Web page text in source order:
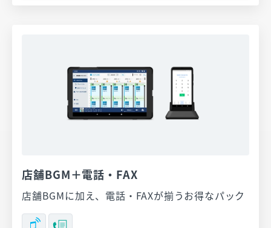
店舗BGM＋電話・FAX
店舗BGMに加え、電話・FAXが揃うお得なパック